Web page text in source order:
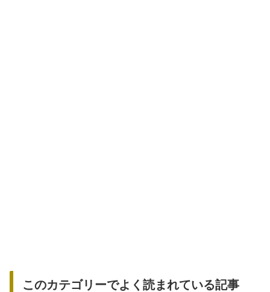
このカテゴリーでよく読まれている記事